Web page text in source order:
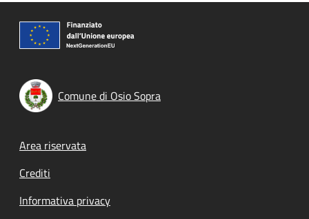
Comune di Osio Sopra
Footer menu
Area riservata
Crediti
Informativa privacy